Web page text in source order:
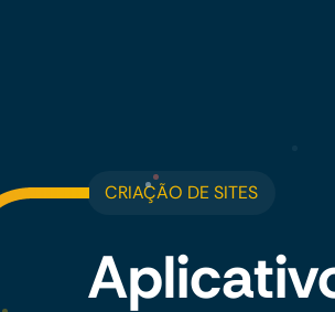
CRIAÇÃO DE SITES